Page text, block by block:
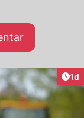
1d